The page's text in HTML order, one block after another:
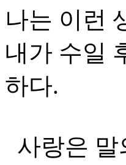
나는 이런
내가 수일
하다.
사랑은